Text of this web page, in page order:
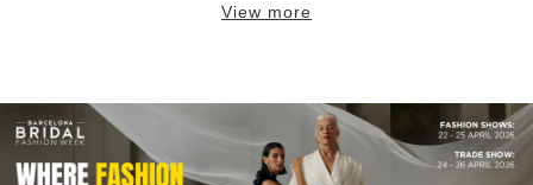
View more